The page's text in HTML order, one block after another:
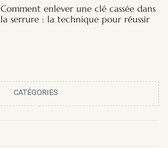
Comment enlever une clé cassée dans
la serrure : la technique pour réussir
CATÉGORIES